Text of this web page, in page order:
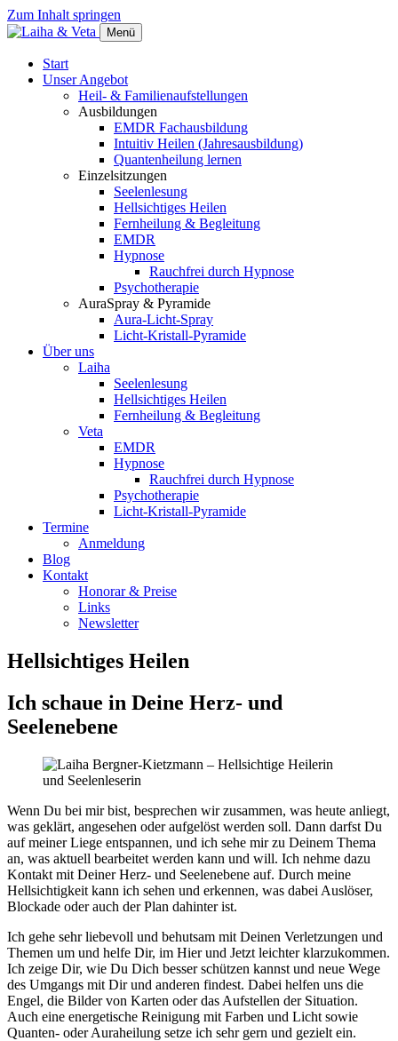
Zum Inhalt springen
Menü
Start
Unser Angebot
Heil- & Familienaufstellungen
Ausbildungen
EMDR Fachausbildung
Intuitiv Heilen (Jahresausbildung)
Quantenheilung lernen
Einzelsitzungen
Seelenlesung
Hellsichtiges Heilen
Fernheilung & Begleitung
EMDR
Hypnose
Rauchfrei durch Hypnose
Psychotherapie
AuraSpray & Pyramide
Aura-Licht-Spray
Licht-Kristall-Pyramide
Über uns
Laiha
Seelenlesung
Hellsichtiges Heilen
Fernheilung & Begleitung
Veta
EMDR
Hypnose
Rauchfrei durch Hypnose
Psychotherapie
Licht-Kristall-Pyramide
Termine
Anmeldung
Blog
Kontakt
Honorar & Preise
Links
Newsletter
Hellsichtiges Heilen
Ich schaue in Deine Herz- und
Seelenebene
Wenn Du bei mir bist, besprechen wir zusammen, was heute anliegt,
was geklärt, angesehen oder aufgelöst werden soll. Dann darfst Du
auf meiner Liege entspannen, und ich sehe mir zu Deinem Thema
an, was aktuell bearbeitet werden kann und will. Ich nehme dazu
Kontakt mit Deiner Herz- und Seelenebene auf. Durch meine
Hellsichtigkeit kann ich sehen und erkennen, was dabei Auslöser,
Blockade oder auch der Plan dahinter ist.
Ich gehe sehr liebevoll und behutsam mit Deinen Verletzungen und
Themen um und helfe Dir, im Hier und Jetzt leichter klarzukommen.
Ich zeige Dir, wie Du Dich besser schützen kannst und neue Wege
des Umgangs mit Dir und anderen findest. Dabei helfen uns die
Engel, die Bilder von Karten oder das Aufstellen der Situation.
Auch eine energetische Reinigung mit Farben und Licht sowie
Quanten- oder Auraheilung setze ich sehr gern und gezielt ein.